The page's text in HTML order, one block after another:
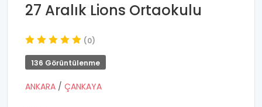
27 Aralık Lions Ortaokulu
(0)
136 Görüntülenme
ANKARA / ÇANKAYA